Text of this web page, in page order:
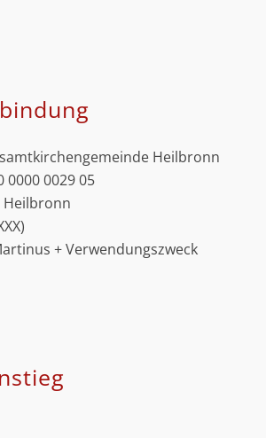
Heilbronn
0000 0029 05
Heilbronn
+ Verwendungszweck